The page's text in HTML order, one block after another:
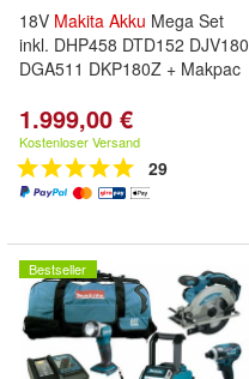
18V Makita Akku Mega Set
inkl. DHP458 DTD152 DJV180
DGA511 DKP180Z + Makpac
1.999,00 €
Kostenloser Versand
29
Bestseller